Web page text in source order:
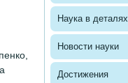
Наука в деталях
Новости науки
Достижения